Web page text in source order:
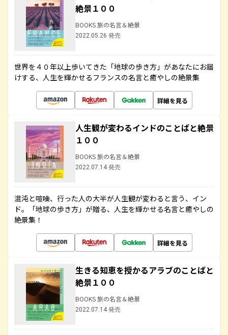
絶景１００
BOOKS 旅の名言＆絶景
2022.05.26 発売
世界を４０年以上歩いてきた「地球の歩き方」があなたにお届
けする、人生を輝かせるフランスの名言と癒やしの絶景集
詳細を見る
人生観が変わるインドのことばと絶景
１００
BOOKS 旅の名言＆絶景
2022.07.14 発売
混沌と喧噪、行った人の大半が人生観が変わると言う、イン
ド。「地球の歩き方」が贈る、人生を輝かせる名言と癒やしの
絶景集！
詳細を見る
生きる知恵を授かるアラブのことばと
絶景１００
BOOKS 旅の名言＆絶景
2022.07.14 発売